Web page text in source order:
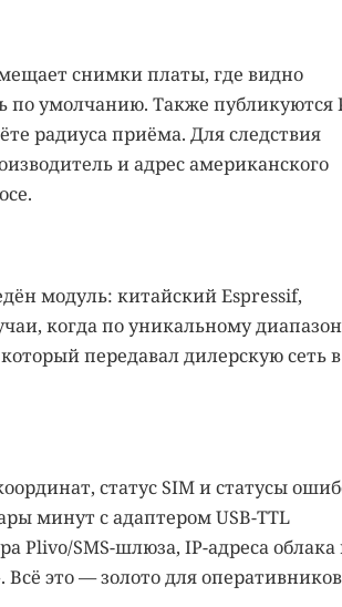
снимки платы, где видно
умолчанию. Также публикуются
радиуса приёма. Для следствия
и адрес американского
модуль: китайский Espressif,
когда по уникальному
передавал дилерскую сеть в
статус SIM и статусы
минут с адаптером USB-TTL
Plivo/SMS-шлюза, IP-адреса облака
Всё это — золото для